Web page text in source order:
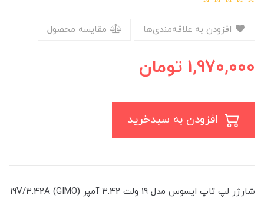
مقایسه محصول
1,970,000 تومان
شارژر لپ تاپ ایسوس مدل 19 ولت 3.42 آمپر (19V/3.42A (GIMO